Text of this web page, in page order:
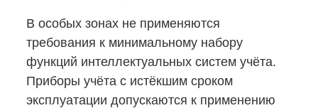
В особых зонах не применяются
требования к минимальному набору
функций интеллектуальных систем учёта.
Приборы учёта с истёкшим сроком
эксплуатации допускаются к применению